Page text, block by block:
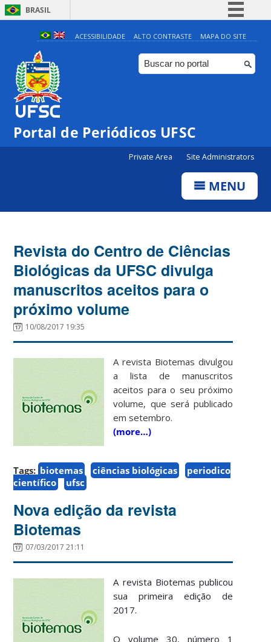
BRASIL
Simplifique!
Comunica BR
Participe
Canais
ACESSIBILIDADE ALTO CONTRASTE MAPA DO SITE
Portal de Periódicos UFSC
Private Area Site Administrators
MENU
Revista do Centro de Ciências
Biológicas da UFSC divulga
manuscritos aceitos para o
próximo volume
10/08/2017 19:35
A revista Biotemas divulgou
a lista de manuscritos
aceitos para o seu próximo
volume, que será publicado
em setembro.
(more…)
Tags: biotemas ciências biológicas
periodico
científico
ufsc
Nova edição da revista
Biotemas
07/03/2017 21:11
A revista Biotemas publicou
sua primeira edição de
2017.
O volume 30, número 1